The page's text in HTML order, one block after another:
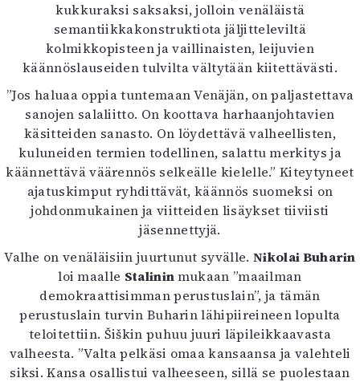
kukkuraksi saksaksi, jolloin venäläistä
semantiikkakonstruktiota jäljitteleviltä
kolmikkopisteen ja vaillinaisten, leijuvien
käännöslauseiden tulvilta vältytään kiitettävästi.
”Jos haluaa oppia tuntemaan Venäjän, on paljastettava
sanojen salaliitto. On koottava harhaanjohtavien
käsitteiden sanasto. On löydettävä valheellisten,
kuluneiden termien todellinen, salattu merkitys ja
käännettävä väärennös selkeälle kielelle.” Kiteytyneet
ajatuskimput ryhdittävät, käännös suomeksi on
johdonmukainen ja viitteiden lisäykset tiiviisti
jäsennettyjä.
Valhe on venäläisiin juurtunut syvälle. Nikolai Buharin
loi maalle Stalininmukaan ”maailman
demokraattisimman perustuslain”, ja tämän
perustuslain turvin Buharin lähipiireineen lopulta
teloitettiin. Šiškin puhuu juuri läpileikkaavasta
valheesta. ”Valta pelkäsi omaa kansaansa ja valehteli
siksi. Kansa osallistui valheeseen, sillä se puolestaan